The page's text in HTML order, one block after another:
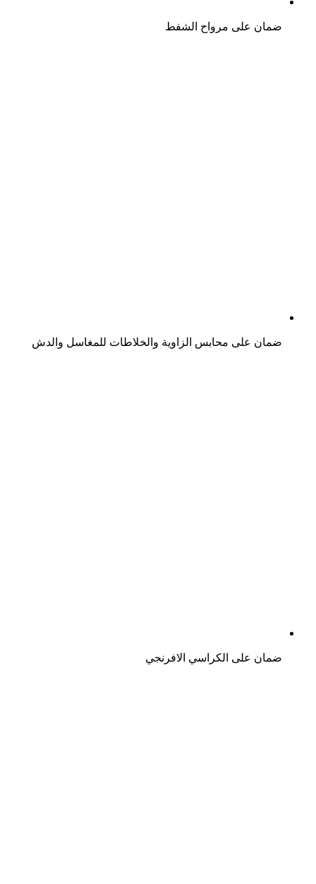
ضمان على مرواح الشفط
ضمان على محابس الزاوية والخلاطات للمغاسل والدش
ضمان على الكراسي الافرنجي